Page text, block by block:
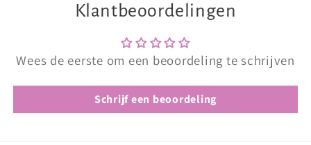
Klantbeoordelingen
Wees de eerste om een beoordeling te schrijven
Schrijf een beoordeling